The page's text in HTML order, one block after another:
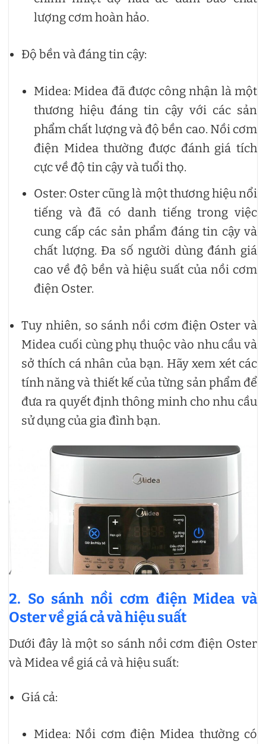
lượng cơm hoàn hảo.
Độ bền và đáng tin cậy:
Midea: Midea đã được công nhận là một
thương hiệu đáng tin cậy với các sản
phẩm chất lượng và độ bền cao. Nồi cơm
điện Midea thường được đánh giá tích
cực về độ tin cậy và tuổi thọ.
Oster: Oster cũng là một thương hiệu nổi
tiếng và đã có danh tiếng trong việc
cung cấp các sản phẩm đáng tin cậy và
chất lượng. Đa số người dùng đánh giá
cao về độ bền và hiệu suất của nồi cơm
điện Oster.
Tuy nhiên, so sánh nồi cơm điện Oster và
Midea cuối cùng phụ thuộc vào nhu cầu và
sở thích cá nhân của bạn. Hãy xem xét các
tính năng và thiết kế của từng sản phẩm để
đưa ra quyết định thông minh cho nhu cầu
sử dụng của gia đình bạn.
2. So sánh nồi cơm điện Midea và
Oster về giá cả và hiệu suất
Dưới đây là một so sánh nồi cơm điện Oster
và Midea về giá cả và hiệu suất:
Giá cả:
Midea: Nồi cơm điện Midea thường có